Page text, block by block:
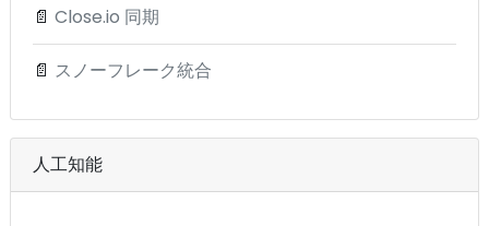
📄 Close.io 同期
📄 スノーフレーク統合
人工知能